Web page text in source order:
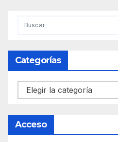
Categorías
Categorías
Acceso